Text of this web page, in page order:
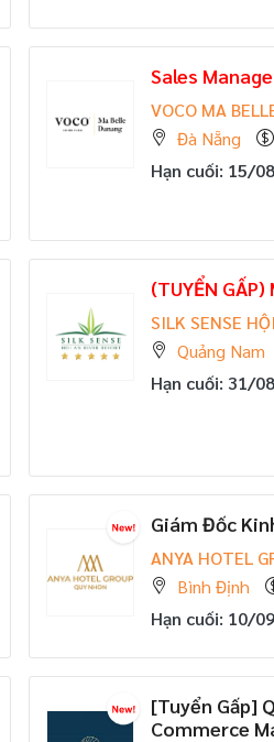
Sales
VOCO MA
Đà Nẵng
Hạn cuối: 15/
(TUYỂN GẤP)
SILK SENSE
Quảng Nam
Hạn cuối: 31/
Giám Đốc
ANYA HOTEL
Bình Định
Hạn cuối: 10/
[Tuyển Gấp]
Commerce